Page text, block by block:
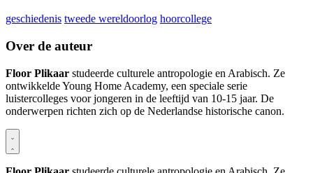
geschiedenis tweede wereldoorlog hoorcollege
Over de auteur
Floor Plikaar studeerde culturele antropologie en Arabisch. Ze
ontwikkelde Young Home Academy, een speciale serie
luistercolleges voor jongeren in de leeftijd van 10-15 jaar. De
onderwerpen richten zich op de Nederlandse historische canon.